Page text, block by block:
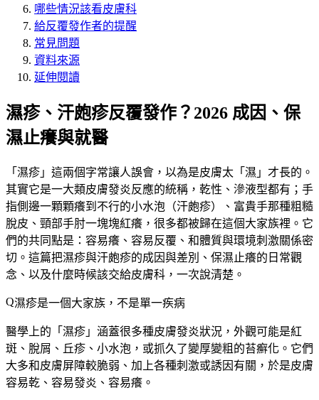
哪些情況該看皮膚科
給反覆發作者的提醒
常見問題
資料來源
延伸閱讀
濕疹、汗皰疹反覆發作？2026 成因、保
濕止癢與就醫
「濕疹」這兩個字常讓人誤會，以為是皮膚太「濕」才長的。
其實它是一大類皮膚發炎反應的統稱，乾性、滲液型都有；手
指側邊一顆顆癢到不行的小水泡（汗皰疹）、富貴手那種粗糙
脫皮、頸部手肘一塊塊紅癢，很多都被歸在這個大家族裡。它
們的共同點是：容易癢、容易反覆、和體質與環境刺激關係密
切。這篇把濕疹與汗皰疹的成因與差別、保濕止癢的日常觀
念、以及什麼時候該交給皮膚科，一次說清楚。
濕疹是一個大家族，不是單一疾病
醫學上的「濕疹」涵蓋很多種皮膚發炎狀況，外觀可能是紅
斑、脫屑、丘疹、小水泡，或抓久了變厚變粗的苔癬化。它們
大多和皮膚屏障較脆弱、加上各種刺激或誘因 有關，於是皮膚
容易乾、容易發炎、容易癢。